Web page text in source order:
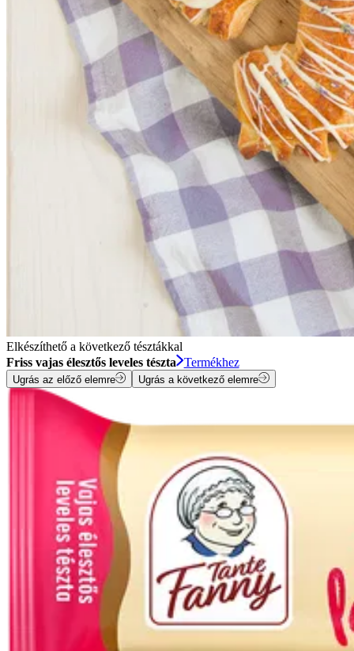
Elkészíthető a következő tésztákkal
Friss vajas élesztős leveles tészta
Termékhez
Ugrás az előző elemre Ugrás a következő elemre